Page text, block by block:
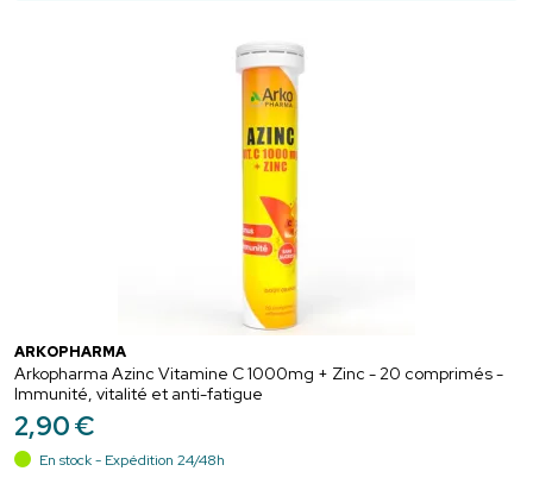
ARKOPHARMA
Arkopharma Azinc Vitamine C 1000mg + Zinc - 20 comprimés -
Immunité, vitalité et anti-fatigue
2,90€
En stock - Expédition 24/48h